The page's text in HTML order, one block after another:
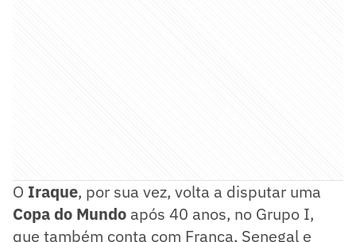
O Iraque, por sua vez, volta a disputar uma
Copa do Mundo após 40 anos, no Grupo I,
que também conta com França, Senegal e